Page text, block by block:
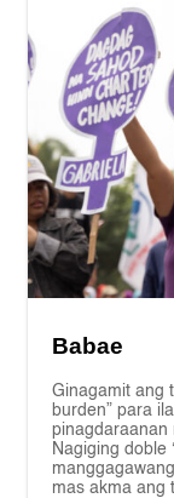
Babae
Ginagamit ang
burden” para
pinagdaraanan
Nagiging doble
mas akma ang